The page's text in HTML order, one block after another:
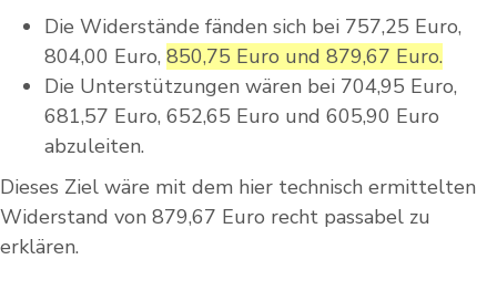
Die Widerstände fänden sich bei 757,25 Euro,
804,00 Euro, 850,75 Euro und 879,67 Euro.
Die Unterstützungen wären bei 704,95 Euro,
681,57 Euro, 652,65 Euro und 605,90 Euro
abzuleiten.
Dieses Ziel wäre mit dem hier technisch ermittelten
Widerstand von 879,67 Euro recht passabel zu
erklären.